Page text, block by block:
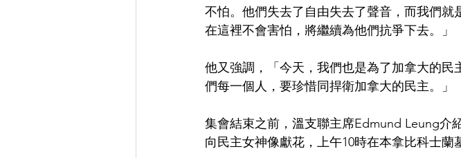
不怕。他們失去了自由失去了聲音，而我們
在這裡不會害怕，將繼續為他們抗爭下去。」
他又強調，「今天，我們也是為了加拿大的
們每一個人，要珍惜同捍衛加拿大的民主。」
集會結束之前，溫支聯主席Edmund Leung介
向民主女神像獻花，上午10時在本拿比科士蘭